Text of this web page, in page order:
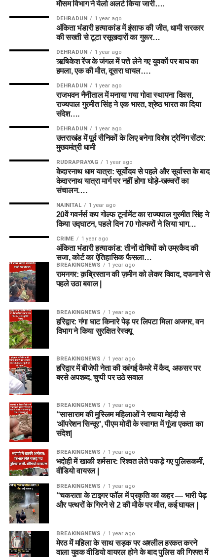
मौसम विभाग ने येलो अलर्ट किया जारी….
DEHRADUN 1 year ago
अंकिता भंडारी हत्याकांड में इंसाफ की जीत, धामी सरकार
की सख्ती से टूटा रसूखदारों का गुरूर…
DEHRADUN 1 year ago
ऋषिकेश रेंज के जंगल में पत्ते लेने गए युवकों पर बाघ का
हमला, एक की मौत, दूसरा घायल….
DEHRADUN 1 year ago
राजभवन नैनीताल में मनाया गया गोवा स्थापना दिवस,
राज्यपाल गुरमीत सिंह ने एक भारत, श्रेष्ठ भारत का दिया
संदेश….
DEHRADUN 1 year ago
उत्तराखंड में पूर्व सैनिकों के लिए बनेगा विशेष ट्रेनिंग सेंटर:
मुख्यमंत्री धामी
RUDRAPRAYAG 1 year ago
केदारनाथ धाम यात्रा: सूर्योदय से पहले और सूर्यास्त के बाद
केदारनाथ यात्रा मार्ग पर नहीं होगा घोड़े-खच्चरों का
संचालन….
NAINITAL 1 year ago
20वें गवर्नर्स कप गोल्फ टूर्नामेंट का राज्यपाल गुरमीत सिंह ने
किया उद्घाटन, पहले दिन 70 गोल्फरों ने लिया भाग…
CRIME 1 year ago
अंकिता भंडारी हत्याकांड: तीनों दोषियों को उम्रकैद की
सजा, कोर्ट का ऐतिहासिक फैसला…
BREAKINGNEWS 1 year ago
रामनगर: क़ब्रिस्तान की ज़मीन को लेकर विवाद, दफनाने से
पहले उठा बवाल |
BREAKINGNEWS 1 year ago
हरिद्वार: गंगा घाट किनारे पेड़ पर लिपटा मिला अजगर, वन
विभाग ने किया सुरक्षित रेस्क्यू
BREAKINGNEWS 1 year ago
हरिद्वार में बीजेपी नेता की दबंगई कैमरे में कैद, अफसर पर
बरसे अपशब्द, चुप्पी पर उठे सवाल
BREAKINGNEWS 1 year ago
“सासाराम की मुस्लिम महिलाओं ने रचाया मेहंदी से
‘ऑपरेशन सिन्दूर’, पीएम मोदी के स्वागत में गूंजा एकता का
संदेश|
BREAKINGNEWS 1 year ago
भदोही में खाकी शर्मसार: रिश्वत लेते पकड़े गए पुलिसकर्मी,
वीडियो वायरल |
BREAKINGNEWS 1 year ago
“चकराता के टाइगर फॉल में प्रकृति का कहर — भारी पेड़
और पत्थरों के गिरने से 2 की मौके पर मौत, कई घायल |
BREAKINGNEWS 1 year ago
मेरठ में महिला के साथ सड़क पर अश्लील हरकत करने
वाला युवक वीडियो वायरल होने के बाद पुलिस की गिरफ्त में